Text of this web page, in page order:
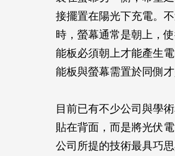
接擺置在陽光下充電。
時，螢幕通常是朝上，
能板必須朝上才能產生
能板與螢幕需置於同側
目前已有不少公司與學
貼在背面，而是將光伏
公司所提的技術最具巧